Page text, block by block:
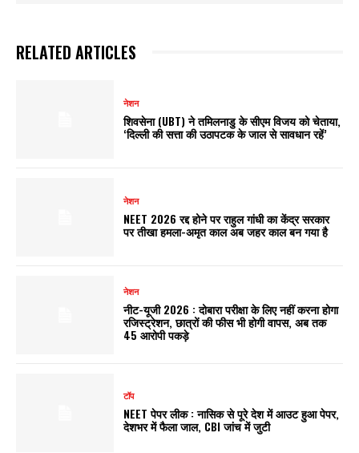
RELATED ARTICLES
नेशन
शिवसेना (UBT) ने तमिलनाडु के सीएम विजय को चेताया,
‘दिल्ली की सत्ता की उठापटक के जाल से सावधान रहें’
नेशन
NEET 2026 रद्द होने पर राहुल गांधी का केंद्र सरकार
पर तीखा हमला-अमृत काल अब जहर काल बन गया है
नेशन
नीट-यूजी 2026 : दोबारा परीक्षा के लिए नहीं करना होगा
रजिस्ट्रेशन, छात्रों की फीस भी होगी वापस, अब तक
45 आरोपी पकड़े
टॉप
NEET पेपर लीक : नासिक से पूरे देश में आउट हुआ पेपर,
देशभर में फैला जाल, CBI जांच में जुटी